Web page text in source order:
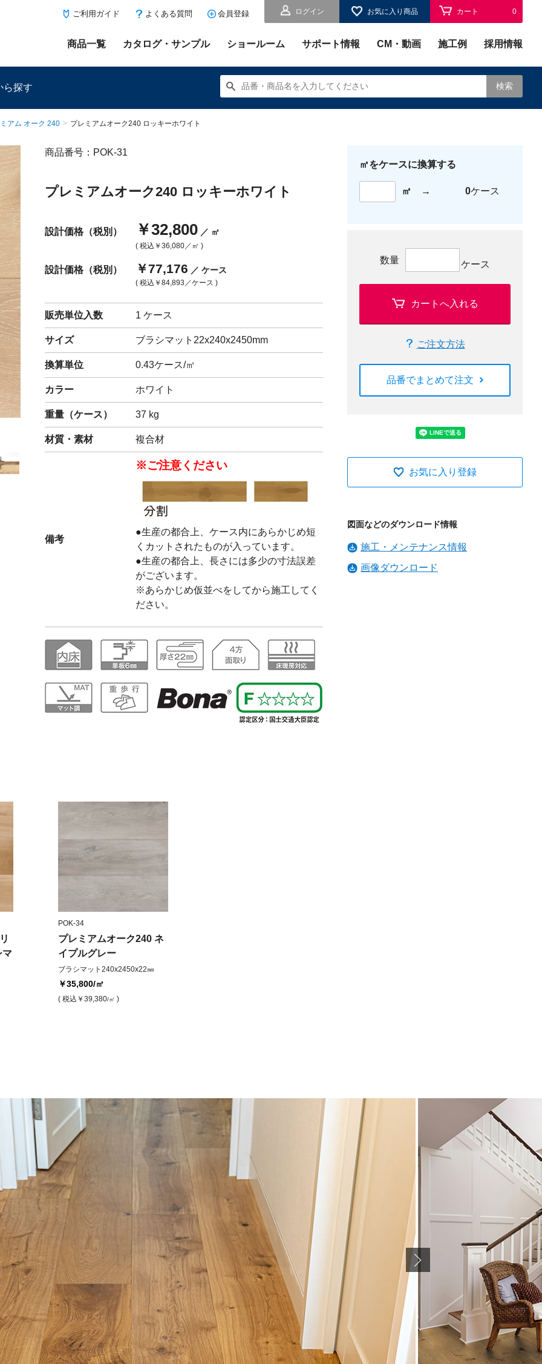
ログイン お気に入り商品 カート 0
ご利用ガイド よくある質問 会員登録
商品一覧 カタログ・サンプル ショールーム サポート情報 CM・動画 施工例 採用情報
ら探す 検索
ある「お気に入り登録」を押すと登録した商品がここに表示されます。
アム オーク 240 > プレミアムオーク240 ロッキーホワイト
商品番号：POK-31
プレミアムオーク240 ロッキーホワイト
設計価格（税別） ￥32,800 ／ ㎡
( 税込 ￥36,080／㎡ )
設計価格（税別） ￥77,176 ／ ケース
( 税込 ￥84,893 ／ケース )
販売単位入数 1 ケース
サイズ ブラシマット22x240x2450mm
換算単位 0.43ケース/㎡
カラー ホワイト
重量（ケース） 37 kg
材質・素材 複合材
備考
※ご注意ください
●生産の都合上、ケース内にあらかじめ短
くカットされたものが入っています。
●生産の都合上、長さには多少の寸法誤差
がございます。
※あらかじめ仮並べをしてから施工してく
ださい。
㎡をケースに換算する
㎡ → 0ケース
数量 ケース
カートへ入れる
ご注文方法
品番でまとめて注文
お気に入り登録
図面などのダウンロード情報
施工・メンテナンス情報
画像ダウンロード
マ
POK-34
プレミアムオーク240 ネ
イプルグレー
ブラシマット240x2450x22㎜
￥35,800/㎡
( 税込 ￥39,380/㎡ )